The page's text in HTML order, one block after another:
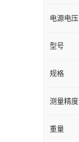
电源电压
型号
规格
测量精度
重量